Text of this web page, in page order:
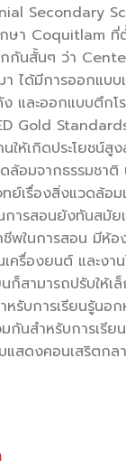
Secondary
กษา Coquitlam
กันสั้นๆ ว่า
ได้มีการออกแบบ
และออกแบบตึกโร
Gold
ให้เกิดประโยชน์สู
ดล้อมจากธรรมชา
ทย์เรื่องสิ่งแวดล้อ
การสอนยังทันสมัย
ชีพในการสอน มีห้
ครื่องยนต์ และงา
ก็สามารถปรับให้เ
รับการเรียนรู้นอก
มกันสำหรับการเรี
แสดงคอนเสริตกล